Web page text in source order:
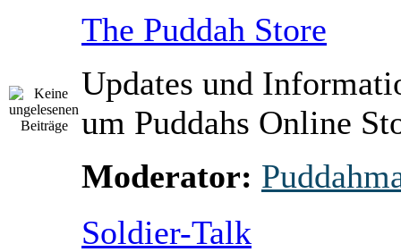
The Puddah Store
Updates und
um Puddahs Online
Moderator:
Soldier-Talk